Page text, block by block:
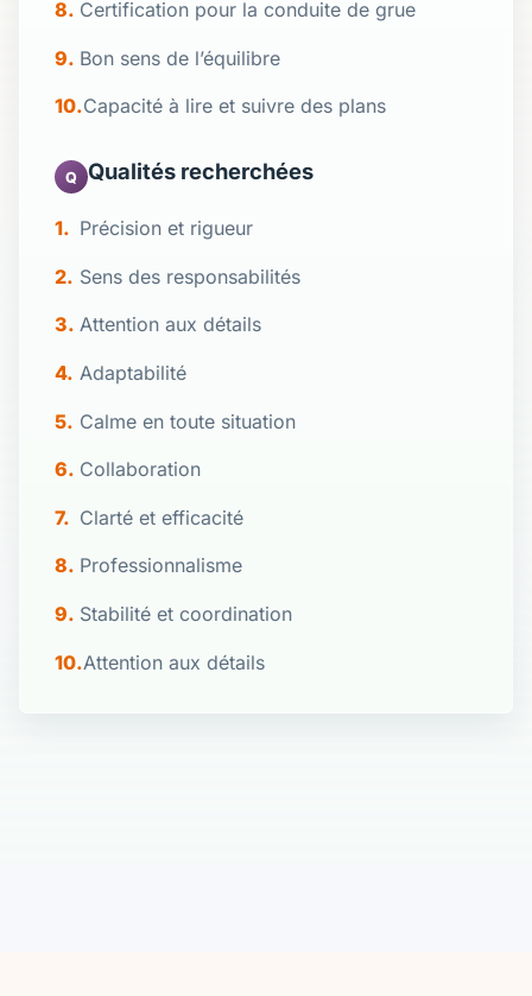
Certification pour la conduite de grue
Bon sens de l’équilibre
Capacité à lire et suivre des plans
Q Qualités recherchées
Précision et rigueur
Sens des responsabilités
Attention aux détails
Adaptabilité
Calme en toute situation
Collaboration
Clarté et efficacité
Professionnalisme
Stabilité et coordination
Attention aux détails